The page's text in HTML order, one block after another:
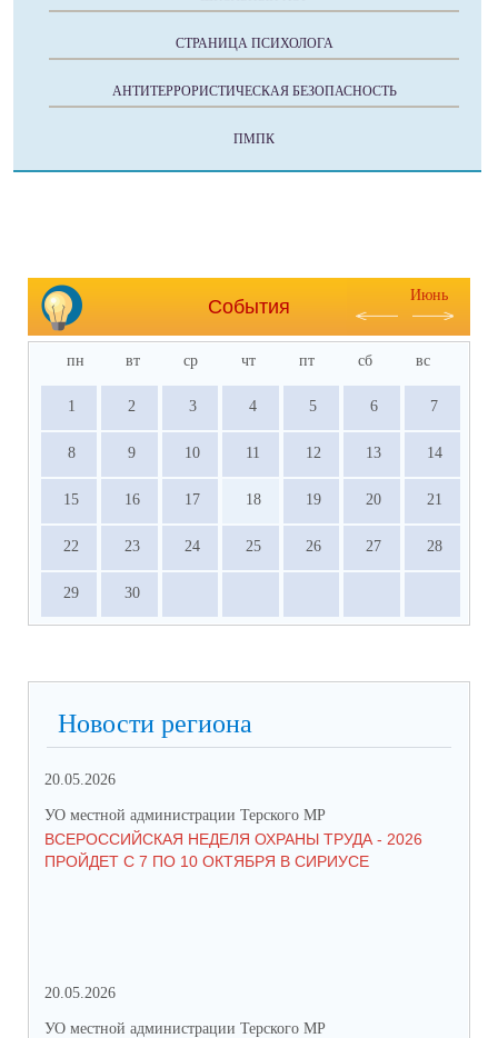
СТРАНИЦА ПСИХОЛОГА
АНТИТЕРРОРИСТИЧЕСКАЯ БЕЗОПАСНОСТЬ
ПМПК
События
Июнь
пн вт ср чт пт сб вс
1 2 3 4 5 6 7
8 9 10 11 12 13 14
15 16 17 18 19 20 21
22 23 24 25 26 27 28
29 30
Новости региона
20.05.2026
УО местной администрации Терского МР
ВСЕРОССИЙСКАЯ НЕДЕЛЯ ОХРАНЫ ТРУДА - 2026
ПРОЙДЕТ С 7 ПО 10 ОКТЯБРЯ В СИРИУСЕ
20.05.2026
УО местной администрации Терского МР